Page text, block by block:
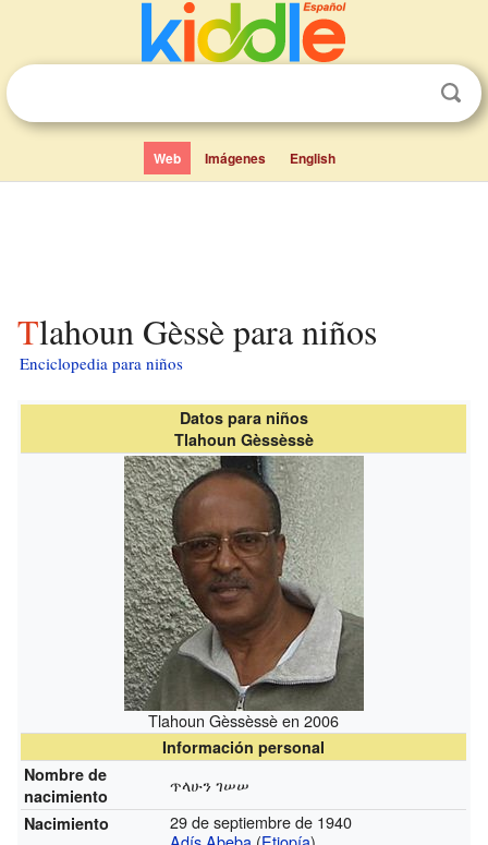
Web Imágenes English
Tlahoun Gèssè para niños
Enciclopedia para niños
Datos para niños
Tlahoun Gèssèssè
Tlahoun Gèssèssè en 2006
Información personal
Nombre de
nacimiento
ጥላሁን ገሠሠ
Nacimiento
29 de septiembre de 1940